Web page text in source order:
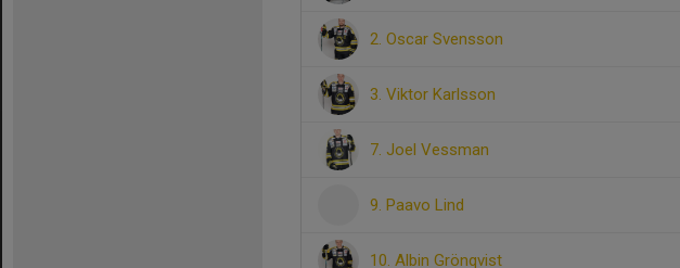
2. Oscar Svensson
3. Viktor Karlsson
7. Joel Vessman
9. Paavo Lind
10. Albin Grönqvist